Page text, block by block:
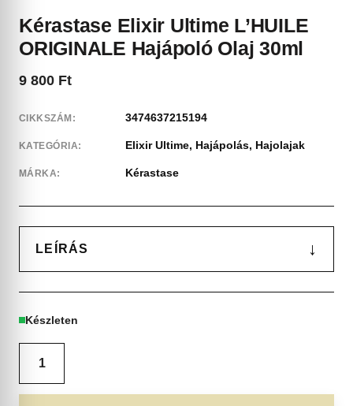
Kérastase Elixir Ultime L’HUILE
ORIGINALE Hajápoló Olaj 30ml
9 800 Ft
CIKKSZÁM: 3474637215194
KATEGÓRIA: Elixir Ultime, Hajápolás, Hajolajak
MÁRKA: Kérastase
LEÍRÁS ↓
Készleten